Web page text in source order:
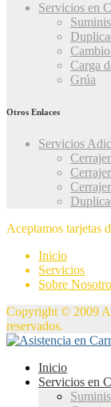
Servicios en
Carga
Grúa
Otros Enlaces
Servicios
Aceptamos
Inicio
Servicios
Sobre
Copyright © 2009
reservados.
Inicio
Servicios en